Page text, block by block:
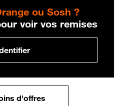
ou Sosh ?
voir vos remises
d'offres